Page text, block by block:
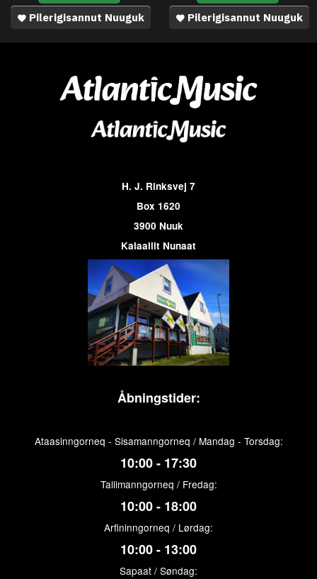
Pilerigisannut Nuuguk
Pilerigisannut Nuuguk
H. J. Rinksvej 7
Box 1620
3900 Nuuk
Kalaallit Nunaat
Åbningstider:
Ataasinngorneq - Sisamanngorneq / Mandag - Torsdag:
10:00 - 17:30
Tallimanngorneq / Fredag:
10:00 - 18:00
Arfininngorneq / Lørdag:
10:00 - 13:00
Sapaat / Søndag: